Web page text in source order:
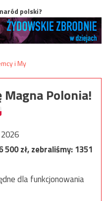
polski?
Polonia!
500zł, zebraliśmy:1351
dla funkcjonowania